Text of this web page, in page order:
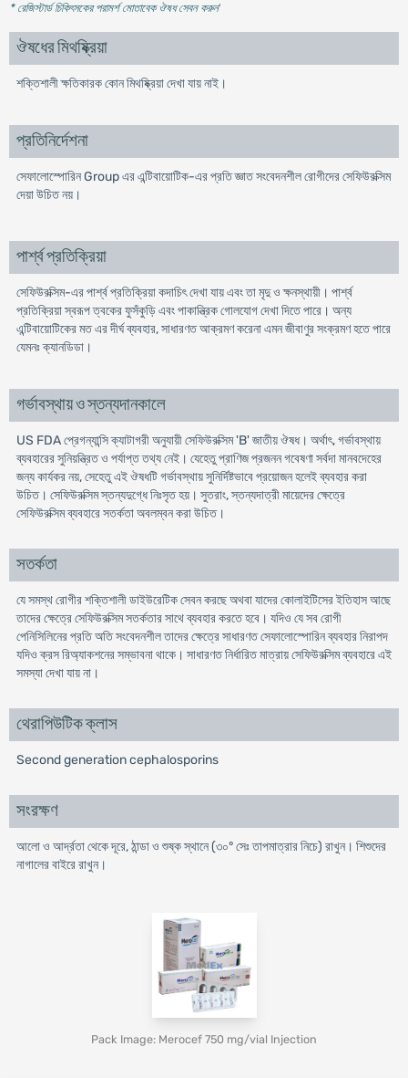
* রেজিস্টার্ড চিকিৎসকের পরামর্শ মোতাবেক ঔষধ সেবন করুন'
ঔষধের মিথষ্ক্রিয়া
শক্তিশালী ক্ষতিকারক কোন মিথষ্ক্রিয়া দেখা যায় নাই।
প্রতিনির্দেশনা
সেফালোস্পোরিন Group এর এন্টিবায়োটিক-এর প্রতি জ্ঞাত সংবেদনশীল রোগীদের সেফিউরক্সিম
দেয়া উচিত নয়।
পার্শ্ব প্রতিক্রিয়া
সেফিউরক্সিম-এর পার্শ্ব প্রতিক্রিয়া কদাচিৎ দেখা যায় এবং তা মৃদু ও ক্ষনস্থায়ী। পার্শ্ব
প্রতিক্রিয়া স্বরূপ ত্বকের ফুসঁকুড়ি এবং পাকান্ত্রিক গোলযোগ দেখা দিতে পারে। অন্য
এন্টিবায়োটিকের মত এর দীর্ঘ ব্যবহার, সাধারণত আক্রমণ করেনা এমন জীবাণুর সংক্রমণ হতে পারে
যেমনঃ ক্যানডিডা।
গর্ভাবস্থায় ও স্তন্যদানকালে
US FDA প্রেগন্যান্সি ক্যাটাগরী অনুযায়ী সেফিউরক্সিম 'B' জাতীয় ঔষধ। অর্থাৎ, গর্ভাবস্থায়
ব্যবহারের সুনিয়ন্ত্রিত ও পর্যাপ্ত তথ্য নেই। যেহেতু প্রাণিজ প্রজনন গবেষণা সর্বদা মানবদেহের
জন্য কার্যকর নয়, সেহেতু এই ঔষধটি গর্ভাবস্থায় সুনির্দিষ্টভাবে প্রয়োজন হলেই ব্যবহার করা
উচিত। সেফিউরক্সিম স্তন্যদুগ্ধে নিঃসৃত হয়। সুতরাং, স্তন্যদাত্রী মায়েদের ক্ষেত্রে
সেফিউরক্সিম ব্যবহারে সতর্কতা অবলম্বন করা উচিত।
সতর্কতা
যে সমস্থ রোগীর শক্তিশালী ডাইউরেটিক সেবন করছে অথবা যাদের কোলাইটিসের ইতিহাস আছে
তাদের ক্ষেত্রে সেফিউরক্সিম সতর্কতার সাথে ব্যবহার করতে হবে। যদিও যে সব রোগী
পেনিসিলিনের প্রতি অতি সংবেদনশীল তাদের ক্ষেত্রে সাধারণত সেফালোস্পোরিন ব্যবহার নিরাপদ
যদিও ক্রস রিঅ্যাকশনের সম্ভাবনা থাকে। সাধারণত নির্ধারিত মাত্রায় সেফিউরক্সিম ব্যবহারে এই
সমস্যা দেখা যায় না।
থেরাপিউটিক ক্লাস
Second generation cephalosporins
সংরক্ষণ
আলো ও আর্দ্রতা থেকে দূরে, ঠান্ডা ও শুষ্ক স্থানে (৩০° সেঃ তাপমাত্রার নিচে) রাখুন। শিশুদের
নাগালের বাইরে রাখুন।
Pack Image: Merocef 750 mg/vial Injection